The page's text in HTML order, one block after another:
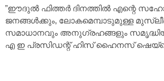
”ഈദുൽ ഫിത്തർ ദിനത്തിൽ എന്റെ
ജനങ്ങൾക്കും, ലോകമെമ്പാടുമുള്ള
സമാധാനവും അനുഗ്രഹങ്ങളും സമൃദ്ധിയും
എ ഇ പ്രസിഡന്റ് ഹിസ് ഹൈനസ്